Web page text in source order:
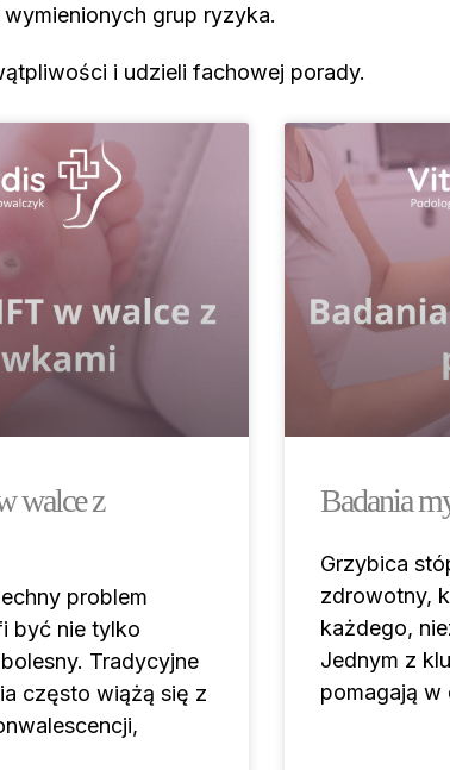
grup ryzyka.
i udzieli fachowej porady.
walce z
problem
być nie tylko
Tradycyjne
często wiążą się z
Badania
Grzybica
zdrowotny,
każdego,
Jednym z
pomagają w